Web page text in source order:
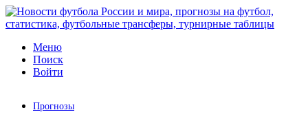
Меню
Поиск
Войти
Прогнозы